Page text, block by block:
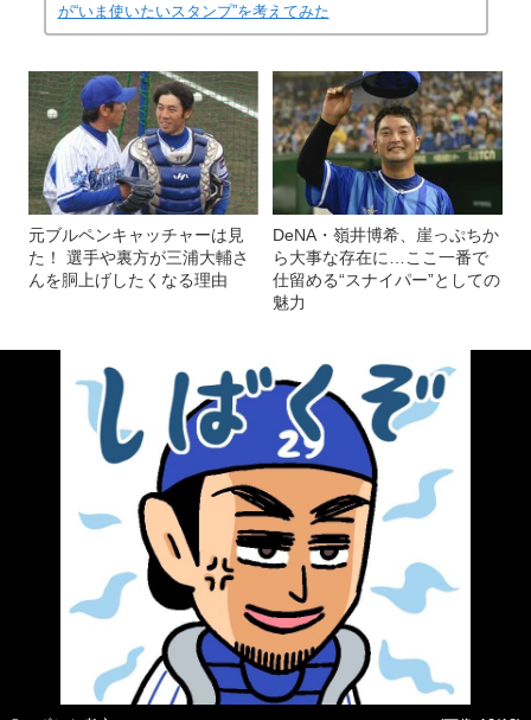
が“いま使いたいスタンプ”を考えてみた
元ブルペンキャッチャーは見
た！ 選手や裏方が三浦大輔さ
んを胴上げしたくなる理由
DeNA・嶺井博希、崖っぷちか
ら大事な存在に…ここ一番で
仕留める“スナイパー”としての
魅力